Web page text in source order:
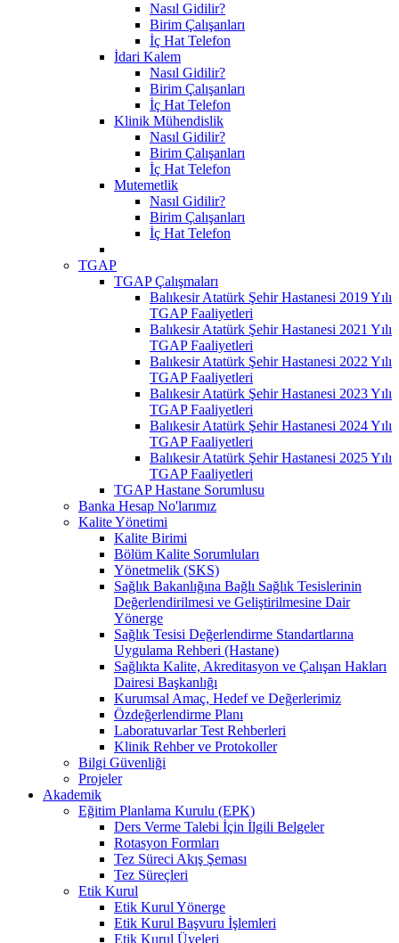
Nasıl Gidilir?
Birim Çalışanları
İç Hat Telefon
İdari Kalem
Nasıl Gidilir?
Birim Çalışanları
İç Hat Telefon
Klinik Mühendislik
Nasıl Gidilir?
Birim Çalışanları
İç Hat Telefon
Mutemetlik
Nasıl Gidilir?
Birim Çalışanları
İç Hat Telefon
TGAP
TGAP Çalışmaları
Balıkesir Atatürk Şehir Hastanesi 2019 Yılı
TGAP Faaliyetleri
Balıkesir Atatürk Şehir Hastanesi 2021 Yılı
TGAP Faaliyetleri
Balıkesir Atatürk Şehir Hastanesi 2022 Yılı
TGAP Faaliyetleri
Balıkesir Atatürk Şehir Hastanesi 2023 Yılı
TGAP Faaliyetleri
Balıkesir Atatürk Şehir Hastanesi 2024 Yılı
TGAP Faaliyetleri
Balıkesir Atatürk Şehir Hastanesi 2025 Yılı
TGAP Faaliyetleri
TGAP Hastane Sorumlusu
Banka Hesap No'larımız
Kalite Yönetimi
Kalite Birimi
Bölüm Kalite Sorumluları
Yönetmelik (SKS)
Sağlık Bakanlığına Bağlı Sağlık Tesislerinin
Değerlendirilmesi ve Geliştirilmesine Dair
Yönerge
Sağlık Tesisi Değerlendirme Standartlarına
Uygulama Rehberi (Hastane)
Sağlıkta Kalite, Akreditasyon ve Çalışan Hakları
Dairesi Başkanlığı
Kurumsal Amaç, Hedef ve Değerlerimiz
Özdeğerlendirme Planı
Laboratuvarlar Test Rehberleri
Klinik Rehber ve Protokoller
Bilgi Güvenliği
Projeler
Akademik
Eğitim Planlama Kurulu (EPK)
Ders Verme Talebi İçin İlgili Belgeler
Rotasyon Formları
Tez Süreci Akış Şeması
Tez Süreçleri
Etik Kurul
Etik Kurul Yönerge
Etik Kurul Başvuru İşlemleri
Etik Kurul Üyeleri